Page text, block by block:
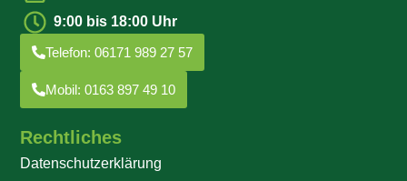
Rechtliches
Datenschutzerklärung
9:00 bis 18:00 Uhr
Telefon: 06171 989 27 57
Mobil: 0163 897 49 10